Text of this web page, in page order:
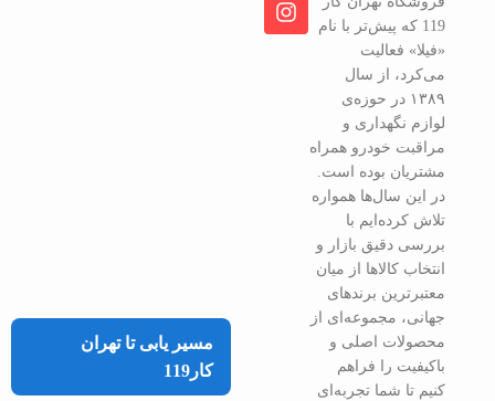
119 که پیش‌تر با نام
«فیلا» فعالیت
می‌کرد، از سال
۱۳۸۹ در حوزه‌ی
لوازم نگهداری و
مراقبت خودرو همراه
مشتریان بوده است.
در این سال‌ها همواره
تلاش کرده‌ایم با
بررسی دقیق بازار و
انتخاب کالاها از میان
معتبرترین برندهای
جهانی، مجموعه‌ای از
محصولات اصلی و
باکیفیت را فراهم
کنیم تا شما تجربه‌ای
مسیر یابی تا تهران
کار119